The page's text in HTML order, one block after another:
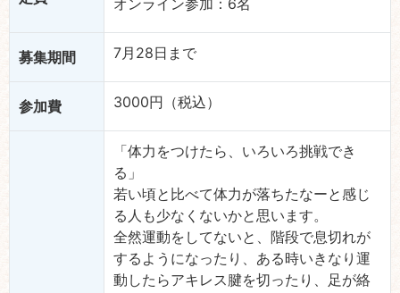
募集期間 7月28日まで
参加費 3000円（税込）
「体力をつけたら、いろいろ挑戦でき
る」
若い頃と比べて体力が落ちたなーと感じ
る人も少なくないかと思います。
全然運動をしてないと、階段で息切れが
するようになったり、ある時いきなり運
動したらアキレス腱を切ったり、足が絡